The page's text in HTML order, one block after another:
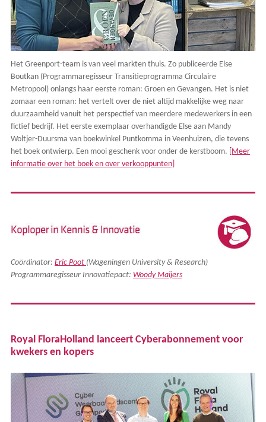
Het Greenport-team is van veel markten thuis. Zo publiceerde Else
Boutkan (Programmaregisseur Transitieprogramma Circulaire
Metropool) onlangs haar eerste roman: Groen en Gevangen. Het is niet
zomaar een roman: het vertelt over de niet altijd makkelijke weg naar
duurzaamheid vanuit het perspectief van meerdere medewerkers in een
fictief bedrijf. Het eerste exemplaar overhandigde Else aan Mandy
Woltjer-Duursma van boekwinkel Puntkomma in Veenhuizen, die tevens
het boek ontwierp. Een mooi geschenk voor onder de kerstboom. [Meer
informatie over het boek en over verkooppunten]
Coördinator: Eric Poot (Wageningen University & Research)
Programmaregisseur Innovatiepact: Woody Maijers
Royal FloraHolland lanceert Cyberabonnement voor
kwekers en kopers